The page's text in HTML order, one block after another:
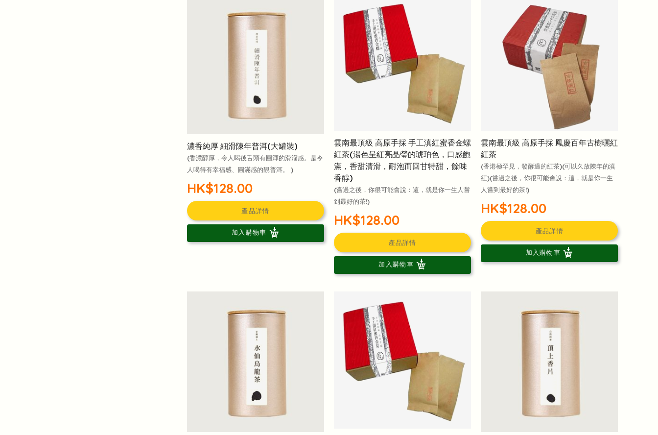
濃香純厚 細滑陳年普洱(大罐裝)
(香濃醇厚，令人喝後舌頭有圓渾的滑溜感。是令
人喝得有幸福感、圓滿感的靚普洱。 )
HK$128.00
產品詳情
加入購物車
雲南最頂級 高原手採 手工滇紅蜜香金螺
紅茶(湯色呈紅亮晶瑩的琥珀色，口感飽
滿，香甜清滑，耐泡而回甘特甜，餘味
香醇)
(嘗過之後，你很可能會說：這，就是你一生人嘗
到最好的茶!)
HK$128.00
產品詳情
加入購物車
雲南最頂級 高原手採 鳳慶百年古樹曬紅
紅茶
(香港極罕見，發酵過的紅茶)(可以久放陳年的滇
紅)(嘗過之後，你很可能會說：這，就是你一生
人嘗到最好的茶!)
HK$128.00
產品詳情
加入購物車